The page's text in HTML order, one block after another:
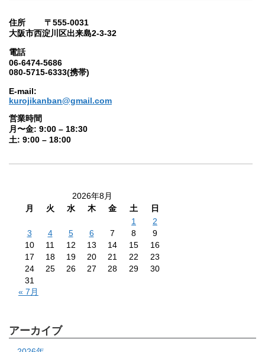
住所 〒555-0031
大阪市西淀川区出来島2-3-32
電話
06-6474-5686
080-5715-6333(携帯)
E-mail:
kurojikanban@gmail.com
営業時間
月〜金: 9:00 – 18:30
土: 9:00 – 18:00
2026年8月
月
火 水 木 金 土
日
1
2
3
4 5 6 7 8
9
10
11 12 13 14 15
16
17
18 19 20 21 22
23
24
25 26 27 28 29
30
31
« 7月
アーカイブ